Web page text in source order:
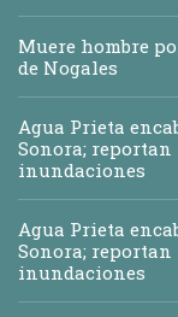
Muere hombre
de Nogales
Agua Prieta
Sonora;
inundaciones
Agua Prieta
Sonora;
inundaciones